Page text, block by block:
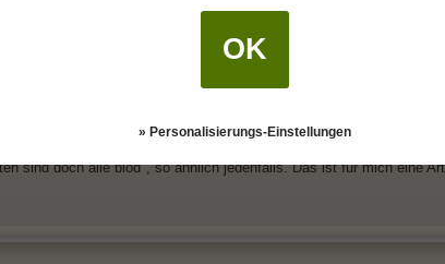
(04.05.2016 10:50)
schrieb:
auch.
da nervt mich alles und jeder.
nerve ich mich dann am meisten selbst!
habe ich auch, da ist jeder "scheiße", doch liegt die Ursache
habe, wie ich mir das vorgestellt habe etc.
meist mit niemanden darüber, sodass ich dann meine negative
sind doch alle blöd", so ähnlich jedenfalls. Das ist für mich eine
OK
» Personalisierungs-Einstellungen